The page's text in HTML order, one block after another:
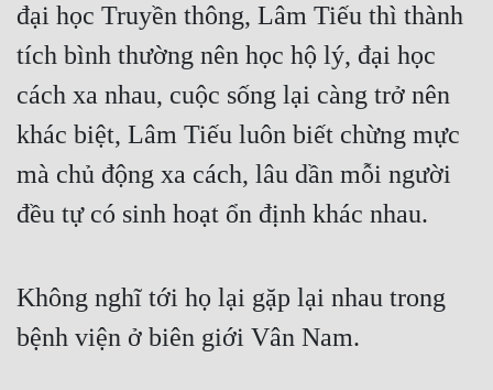
đại học Truyền thông, Lâm Tiếu thì thành
tích bình thường nên học hộ lý, đại học
cách xa nhau, cuộc sống lại càng trở nên
khác biệt, Lâm Tiếu luôn biết chừng mực
mà chủ động xa cách, lâu dần mỗi người
đều tự có sinh hoạt ổn định khác nhau.
Không nghĩ tới họ lại gặp lại nhau trong
bệnh viện ở biên giới Vân Nam.